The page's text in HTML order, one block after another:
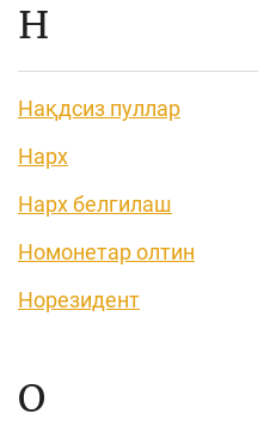
Н
Нақдсиз пуллар
Нарх
Нарх белгилаш
Номонетар олтин
Норезидент
О